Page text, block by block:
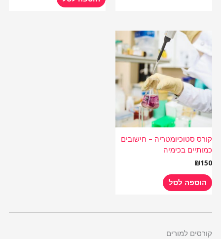
קורס סטוכיומטריה – חישובים
כמותיים בכימיה
₪150
הוספה לסל
קורסים למורים